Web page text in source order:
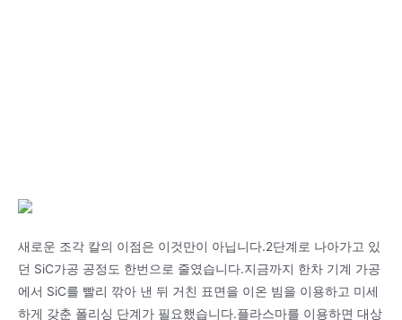
새로운 조각 칼의 이점은 이것만이 아닙니다.2단계로 나아가고 있
던 SiC가공 공정도 한번으로 줄였습니다.지금까지 한차 기계 가공
에서 SiC를 빨리 깎아 낸 뒤 거친 표면을 이온 빔을 이용하고 미세
하게 갖춘 폴리싱 단계가 필요했습니다.플라스마를 이용하면 대상